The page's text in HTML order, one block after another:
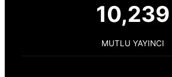
10,239
MUTLU YAYINCI